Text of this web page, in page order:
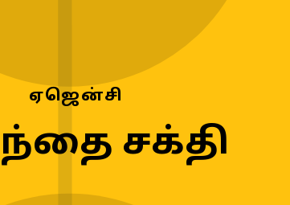
ஏஜென்சி
சக்தி